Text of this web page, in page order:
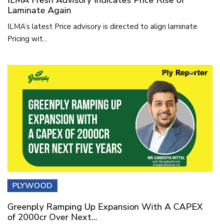
Laminate Again
ILMA’s latest Price advisory is directed to align laminate
Pricing wit...
PLYWOOD
Greenply Ramping Up Expansion With A CAPEX
of 2000cr Over Next...